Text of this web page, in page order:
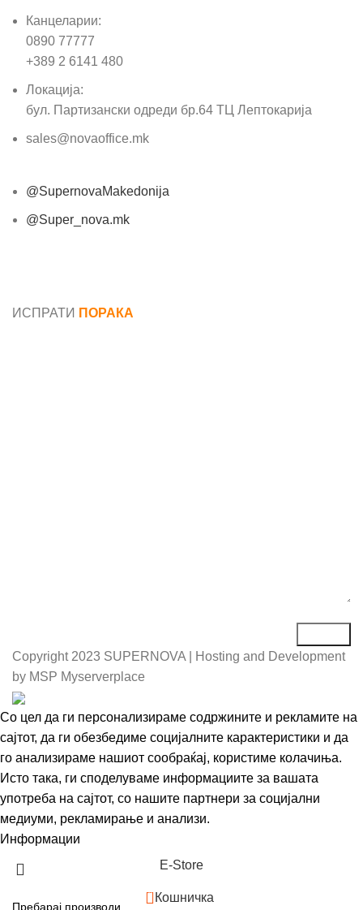
Канцеларии:
0890 77777
+389 2 6141 480
Локација:
бул. Партизански одреди бр.64 ТЦ Лептокарија
sales@novaoffice.mk
@SupernovaMakedonija
@Super_nova.mk
ИСПРАТИ ПОРАКА
Copyright 2023 SUPERNOVA | Hosting and Development
by MSP Myserverplace
Со цел да ги персонализираме содржините и рекламите на
сајтот, да ги обезбедиме социјалните карактеристики и да
го анализираме нашиот сообраќај, користиме колачиња.
Исто така, ги споделуваме информациите за вашата
употреба на сајтот, со нашите партнери за социјални
медиуми, рекламирање и анализи.
Информации
Е-Store
0 Кошничка